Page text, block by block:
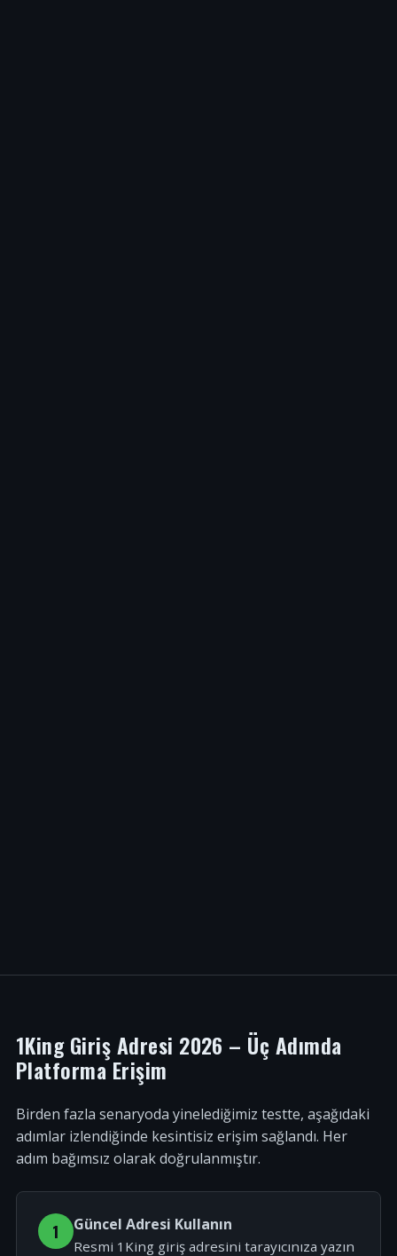
1King Giriş Adresi 2026 – Üç Adımda
Platforma Erişim
Birden fazla senaryoda yinelediğimiz testte, aşağıdaki
adımlar izlendiğinde kesintisiz erişim sağlandı. Her
adım bağımsız olarak doğrulanmıştır.
1 Güncel Adresi Kullanın
Resmi 1King giriş adresini tarayıcınıza yazın